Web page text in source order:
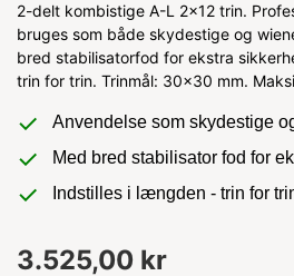
2-delt kombistige A-L 2x12 trin.
bruges som både skydestige og
bred stabilisatorfod for ekstra
trin for trin. Trinmål: 30x30 mm.
Anvendelse som skydestige
Med bred stabilisator fod for
Indstilles i længden - trin for
3.525,00 kr